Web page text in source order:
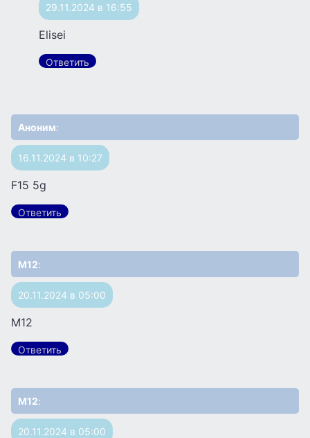
29.11.2024 в 16:55
Elisei
Ответить
Аноним:
16.11.2024 в 10:27
F15 5g
Ответить
M12:
20.11.2024 в 05:00
M12
Ответить
M12:
20.11.2024 в 05:00